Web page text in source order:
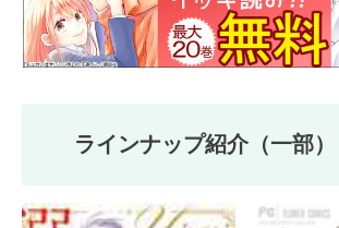
ラインナップ紹介（一部）